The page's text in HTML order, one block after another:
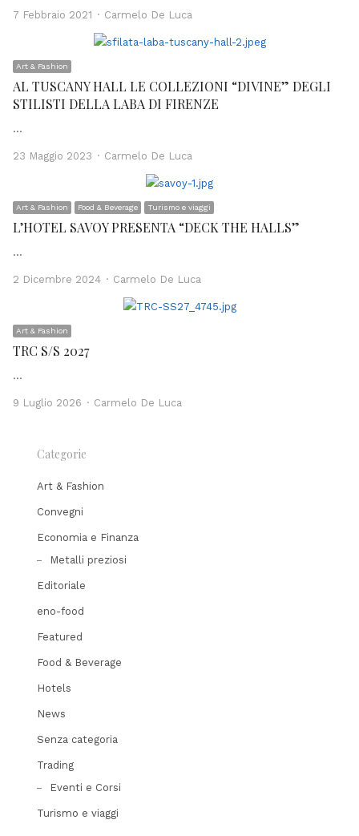
7 Febbraio 2021 Author
Carmelo De Luca
Art & Fashion
AL TUSCANY HALL LE COLLEZIONI “DIVINE” DEGLI
STILISTI DELLA LABA DI FIRENZE
…
23 Maggio 2023 Author
Carmelo De Luca
Art & Fashion Food & Beverage Turismo e viaggi
L’HOTEL SAVOY PRESENTA “DECK THE HALLS”
…
2 Dicembre 2024 Author
Carmelo De Luca
Art & Fashion
TRC S/S 2027
…
9 Luglio 2026 Author
Carmelo De Luca
Categorie
Art & Fashion
Convegni
Economia e Finanza
Metalli preziosi
Editoriale
eno-food
Featured
Food & Beverage
Hotels
News
Senza categoria
Trading
Eventi e Corsi
Turismo e viaggi